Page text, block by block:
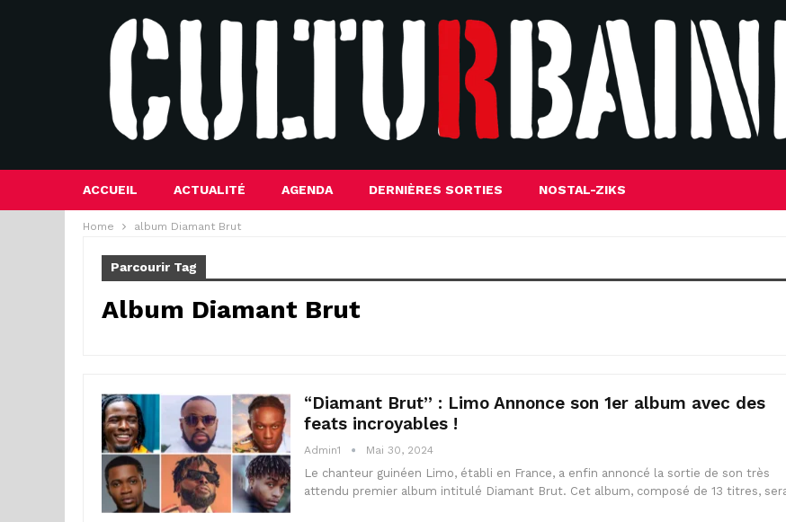
ACCUEIL ACTUALITÉ AGENDA DERNIÈRES SORTIES NOSTAL-ZIKS
Home album Diamant Brut
Parcourir Tag
Album Diamant Brut
“Diamant Brut” : Limo Annonce son 1er album avec des
feats incroyables !
Admin1 Mai 30, 2024
Le chanteur guinéen Limo, établi en France, a enfin annoncé la sortie de son très
attendu premier album intitulé Diamant Brut. Cet album, composé de 13 titres,